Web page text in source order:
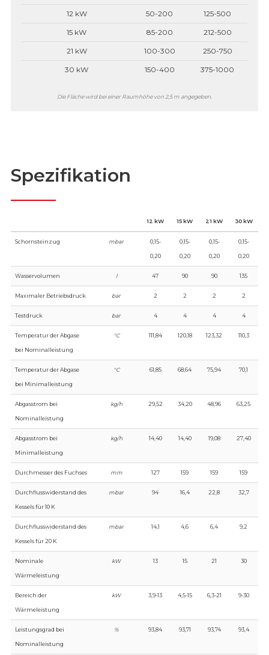
12 kW 50-200 125-500
15 kW 85-200 212-500
21 kW 100-300 250-750
30 kW 150-400 375-1000
Die Fläche wird bei einer Raumhöhe von 2,5 m angegeben.
Spezifikation
12 kW 15 kW 21 kW 30 kW
Schornsteinzug mbar 0,15-
0,20
0,15-
0,20
0,15-
0,20
0,15-
0,20
Wasservolumen l 47 90 90 135
Maximaler Betriebsdruck bar 2 2 2 2
Testdruck bar 4 4 4 4
Temperatur der Abgase
bei Nominalleistung
°C 111,84 120,18 123,32 110,3
Temperatur der Abgase
bei Minimalleistung
°C 61,85 68,64 75,94 70,1
Abgasstrom bei
Nominalleistung
kg/h 29,52 34,20 48,96 63,25
Abgasstrom bei
Minimalleistung
kg/h 14,40 14,40 19,08 27,40
Durchmesser des Fuchses mm 127 159 159 159
Durchflusswiderstand des
Kessels für 10 K
mbar 94 16,4 22,8 32,7
Durchflusswiderstand des
Kessels für 20 K
mbar 14,1 4,6 6,4 9,2
Nominale
Wärmeleistung
kW 13 15 21 30
Bereich der
Wärmeleistung
kW 3,9-13 4,5-15 6,3-21 9-30
Leistungsgrad bei
Nominalleistung
% 93,84 93,71 93,74 93,4